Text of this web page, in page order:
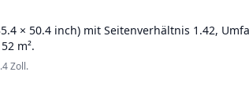
× 50.4 inch) mit Seitenverhältnis 1.42,
m².
Zoll.